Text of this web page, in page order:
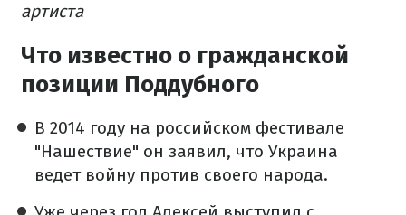
артиста
Что известно о гражданской
позиции Поддубного
В 2014 году на российском фестивале
"Нашествие" он заявил, что Украина
ведет войну против своего народа.